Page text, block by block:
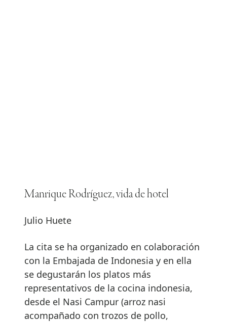
Manrique Rodríguez, vida de hotel
Julio Huete
La cita se ha organizado en colaboración
con la Embajada de Indonesia y en ella
se degustarán los platos más
representativos de la cocina indonesia,
desde el Nasi Campur (arroz nasi
acompañado con trozos de pollo,